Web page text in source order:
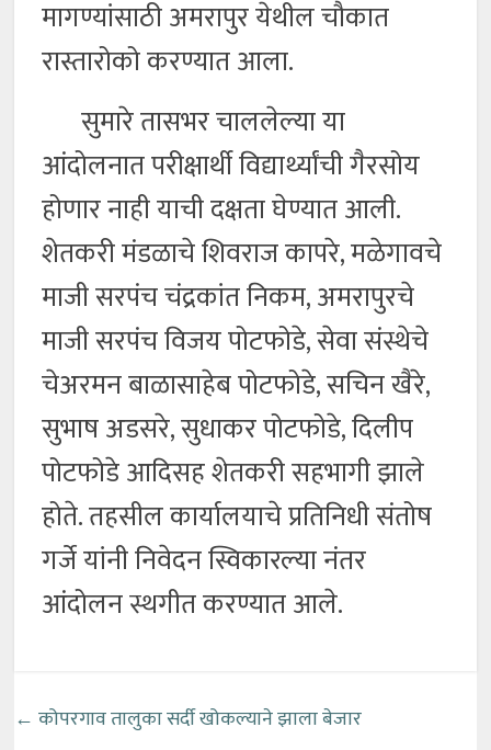
मागण्यांसाठी अमरापुर येथील चौकात
रास्तारोको करण्यात आला.
सुमारे तासभर चाललेल्या या
आंदोलनात परीक्षार्थी विद्यार्थ्यांची गैरसोय
होणार नाही याची दक्षता घेण्यात आली.
शेतकरी मंडळाचे शिवराज कापरे, मळेगावचे
माजी सरपंच चंद्रकांत निकम, अमरापुरचे
माजी सरपंच विजय पोटफोडे, सेवा संस्थेचे
चेअरमन बाळासाहेब पोटफोडे, सचिन खैरे,
सुभाष अडसरे, सुधाकर पोटफोडे, दिलीप
पोटफोडे आदिसह शेतकरी सहभागी झाले
होते. तहसील कार्यालयाचे प्रतिनिधी संतोष
गर्जे यांनी निवेदन स्विकारल्या नंतर
आंदोलन स्थगीत करण्यात आले.
← कोपरगाव तालुका सर्दी खोकल्याने झाला बेजार